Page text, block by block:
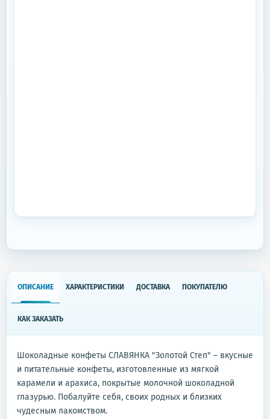
ОПИСАНИЕ ХАРАКТЕРИСТИКИ ДОСТАВКА ПОКУПАТЕЛЮ
КАК ЗАКАЗАТЬ
Шоколадные конфеты СЛАВЯНКА "Золотой Степ" – вкусные
и питательные конфеты, изготовленные из мягкой
карамели и арахиса, покрытые молочной шоколадной
глазурью. Побалуйте себя, своих родных и близких
чудесным лакомством.